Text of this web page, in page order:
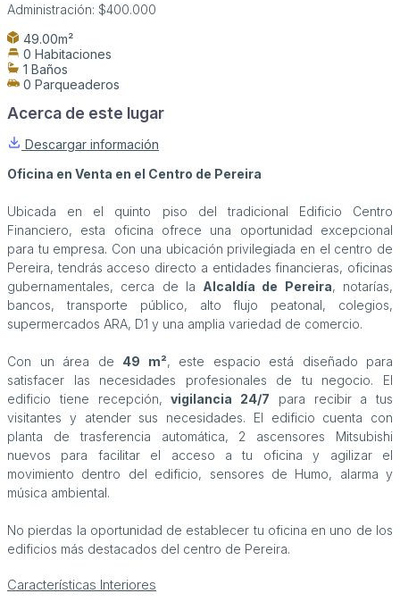
Administración: $400.000
49.00m²
0 Habitaciones
1 Baños
0 Parqueaderos
Acerca de este lugar
Descargar información
Oficina en Venta en el Centro de Pereira
Ubicada en el quinto piso del tradicional Edificio Centro
Financiero, esta oficina ofrece una oportunidad excepcional
para tu empresa. Con una ubicación privilegiada en el centro de
Pereira, tendrás acceso directo a entidades financieras, oficinas
gubernamentales, cerca de la Alcaldía de Pereira, notarías,
bancos, transporte público, alto flujo peatonal, colegios,
supermercados ARA, D1 y una amplia variedad de comercio.
Con un área de 49 m², este espacio está diseñado para
satisfacer las necesidades profesionales de tu negocio. El
edificio tiene recepción,vigilancia 24/7 para recibir a tus
visitantes y atender sus necesidades. El edificio cuenta con
planta de trasferencia automática, 2 ascensores Mitsubishi
nuevos para facilitar el acceso a tu oficina y agilizar el
movimiento dentro del edificio, sensores de Humo, alarma y
música ambiental.
No pierdas la oportunidad de establecer tu oficina en uno de los
edificios más destacados del centro de Pereira.
Características Interiores